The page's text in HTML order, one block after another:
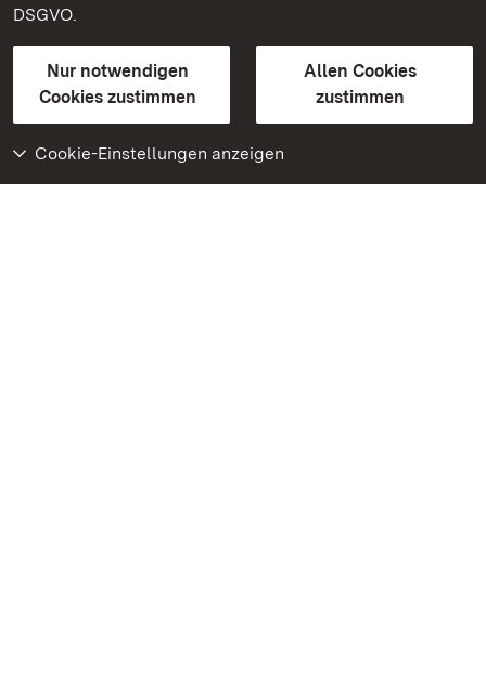
DSGVO.
Nur notwendigen
Cookies zustimmen
Allen Cookies
zustimmen
Cookie-Einstellungen anzeigen
Kontakt
GebärdenspracheLeichte Sprache
Erklärung zur Barrierefreiheit
BITV-konform (geprüfte Seiten)
Weiteres